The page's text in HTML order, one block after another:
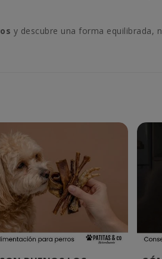
y descubre una forma equilibrada,